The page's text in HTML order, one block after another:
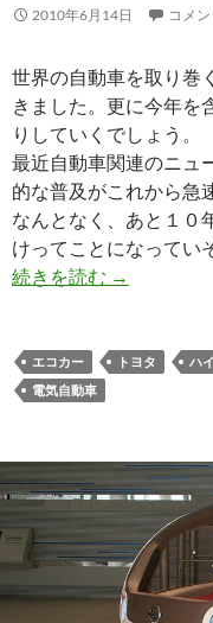
2010年6月14日 コメ
世界の自動車を取り巻
きました。更に今年を
りしていくでしょう。
最近自動車関連のニュ
的な普及がこれから急
なんとなく、あと１０
けってことになってい
続きを読む →
エコカー トヨタ ハ
電気自動車